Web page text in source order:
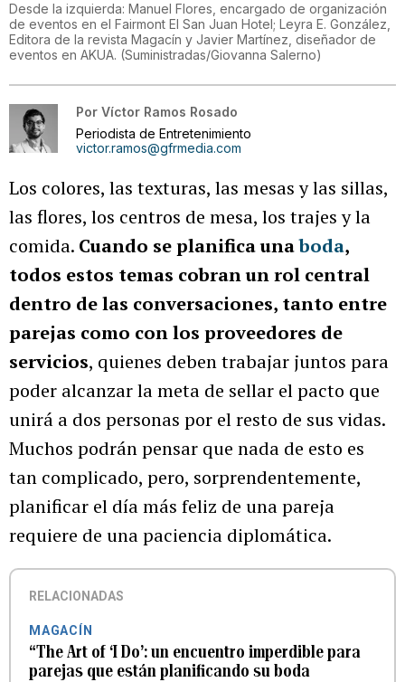
Desde la izquierda: Manuel Flores, encargado de organización
de eventos en el Fairmont El San Juan Hotel; Leyra E. González,
Editora de la revista Magacín y Javier Martínez, diseñador de
eventos en AKUA. (Suministradas/Giovanna Salerno)
Por Víctor Ramos Rosado
Periodista de Entretenimiento
victor.ramos@gfrmedia.com
Los colores, las texturas, las mesas y las sillas,
las flores, los centros de mesa, los trajes y la
comida. Cuando se planifica unaboda,
todos estos temas cobran un rol central
dentro de las conversaciones, tanto entre
parejas como con los proveedores de
servicios, quienes deben trabajar juntos para
poder alcanzar la meta de sellar el pacto que
unirá a dos personas por el resto de sus vidas.
Muchos podrán pensar que nada de esto es
tan complicado, pero, sorprendentemente,
planificar el día más feliz de una pareja
requiere de una paciencia diplomática.
RELACIONADAS
MAGACÍN
“The Art of ‘I Do’: un encuentro imperdible para
parejas que están planificando su boda